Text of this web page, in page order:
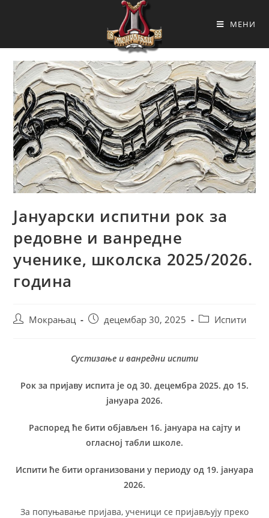
МЕНИ
Јануарски испитни рок за
редовне и ванредне
ученике, школска 2025/2026.
година
Мокрањац децембар 30, 2025 Испити
Сустизање и ванредни испити
Рок за пријаву испита је од 30. децембра 2025. до 15.
јануара 2026.
Распоред ће бити објављен 16. јануара на сајту и
огласној табли школе.
Испити ће бити организовани у периоду од 19. јануара
2026.
За попуњавање пријава, ученици се пријављују преко